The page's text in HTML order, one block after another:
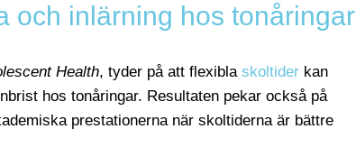
och inlärning hos tonåringar
Health, tyder på att flexibla skoltider kan
hos tonåringar. Resultaten pekar också på
prestationerna när skoltiderna är bättre